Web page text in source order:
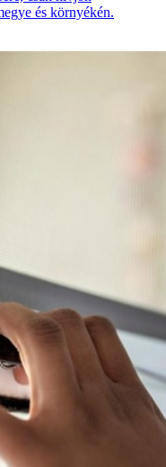
és környékén.